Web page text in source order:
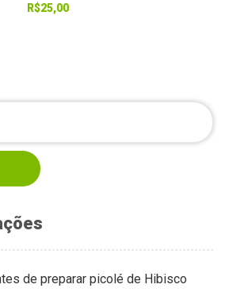
R$25,00
de preparar picolé de Hibisco